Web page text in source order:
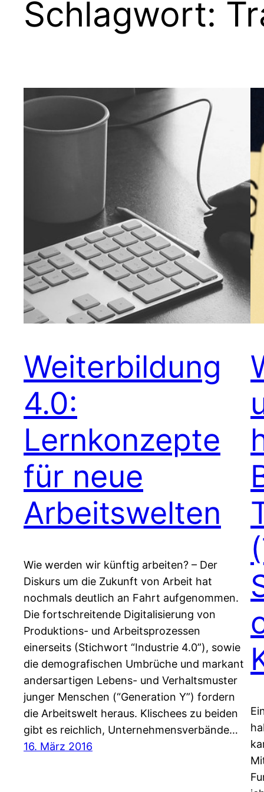
Schlagwort:
Weiterbildung
4.0:
Lernkonzepte
für neue
Arbeitswelten
Wie werden wir künftig arbeiten? – Der
Diskurs um die Zukunft von Arbeit hat
nochmals deutlich an Fahrt aufgenommen.
Die fortschreitende Digitalisierung von
Produktions- und Arbeitsprozessen
einerseits (Stichwort “Industrie 4.0”), sowie
die demografischen Umbrüche und markant
andersartigen Lebens- und Verhaltsmuster
junger Menschen (“Generation Y”) fordern
die Arbeitswelt heraus. Klischees zu beiden
gibt es reichlich, Unternehmensverbände…
16. März 2016